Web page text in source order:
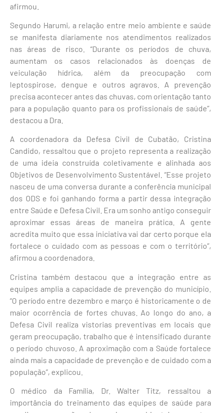
afirmou.
Segundo Harumi, a relação entre meio ambiente e saúde
se manifesta diariamente nos atendimentos realizados
nas áreas de risco. “Durante os períodos de chuva,
aumentam os casos relacionados às doenças de
veiculação hídrica, além da preocupação com
leptospirose, dengue e outros agravos. A prevenção
precisa acontecer antes das chuvas, com orientação tanto
para a população quanto para os profissionais de saúde”,
destacou a Dra.
A coordenadora da Defesa Civil de Cubatão, Cristina
Candido, ressaltou que o projeto representa a realização
de uma ideia construída coletivamente e alinhada aos
Objetivos de Desenvolvimento Sustentável. “Esse projeto
nasceu de uma conversa durante a conferência municipal
dos ODS e foi ganhando forma a partir dessa integração
entre Saúde e Defesa Civil. Era um sonho antigo conseguir
aproximar essas áreas de maneira prática. A gente
acredita muito que essa iniciativa vai dar certo porque ela
fortalece o cuidado com as pessoas e com o território”,
afirmou a coordenadora.
Cristina também destacou que a integração entre as
equipes amplia a capacidade de prevenção do município.
“O período entre dezembro e março é historicamente o de
maior ocorrência de fortes chuvas. Ao longo do ano, a
Defesa Civil realiza vistorias preventivas em locais que
geram preocupação, trabalho que é intensificado durante
o período chuvoso. A aproximação com a Saúde fortalece
ainda mais a capacidade de prevenção e de cuidado com a
população”, explicou.
O médico da Família, Dr. Walter Titz, ressaltou a
importância do treinamento das equipes de saúde para